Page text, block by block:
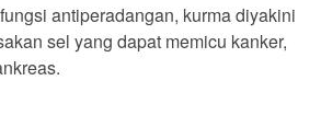
antiperadangan, kurma diyakini
sel yang dapat memicu kanker,